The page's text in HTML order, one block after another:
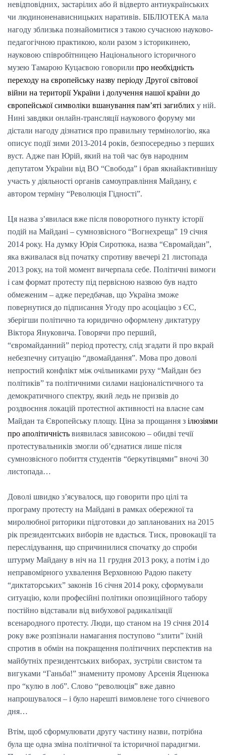
невідповідних, застарілих або й відверто антиукраїнських
чи людиноненависницьких наративів. БІБЛІОТЕКА мала
нагоду зблизька познайомитися з такою сучасною науково-
педагогічною практикою, коли разом з історикинею,
науковою співробітницею Національного історичного
музею Тамарою Куцаєвою говорили про необхідність
переходу на європейську назву періоду Другої світової
війни на території України і долучення нашої країни до
європейської символіки вшанування пам’яті загиблих у ній.
Нині завдяки онлайн-трансляції наукового форуму ми
дістали нагоду дізнатися про правильну термінологію, яка
описує події зими 2013-2014 років, безпосередньо з перших
вуст. Адже пан Юрій, який на той час був народним
депутатом України від ВО “Свобода” і брав якнайактивнішу
участь у діяльності органів самоуправління Майдану, є
автором терміну “Революція Гідності”.
Ця назва з’явилася вже після поворотного пункту історії
подій на Майдані – сумнозвісного “Вогнехреща” 19 січня
2014 року. На думку Юрія Сиротюка, назва “Євромайдан”,
яка вживалася від початку спротиву ввечері 21 листопада
2013 року, на той момент вичерпала себе. Політичні вимоги
і сам формат протесту під первісною назвою був надто
обмеженим – адже передбачав, що Україна зможе
повернутися до підписання Угоду про асоціацію з ЄС,
зберігши політично та юридично оформлену диктатуру
Віктора Януковича. Говорячи про перший,
“євромайданний” період протесту, слід згадати й про вкрай
небезпечну ситуацію “двомайдання”. Мова про доволі
непростий конфлікт між очільниками руху “Майдан без
політиків” та політичними силами націоналістичного та
демократичного спектру, який ледь не призвів до
роздвоєння локацій протестної активності на власне сам
Майдан та Європейську площу. Ціна за прощання з ілюзіями
про аполітичність виявилася зависокою – обидві течії
протестувальників змогли об’єднатися лише після
сумнозвісного побиття студентів “беркутівцями” вночі 30
листопада…
Доволі швидко з’ясувалося, що говорити про цілі та
програму протесту на Майдані в рамках обережної та
миролюбної риторики підготовки до запланованих на 2015
рік президентських виборів не вдасться. Тиск, провокації та
переслідування, що спричинилися спочатку до спроби
штурму Майдану в ніч на 11 грудня 2013 року, а потім і до
неправомірного ухвалення Верховною Радою пакету
“диктаторських” законів 16 січня 2014 року, сформували
ситуацію, коли професійні політики опозиційного табору
постійно відставали від вибухової радикалізації
всенародного протесту. Люди, що станом на 19 січня 2014
року вже розпізнали намагання поступово “злити” їхній
спротив в обмін на покращення політичних перспектив на
майбутніх президентських виборах, зустріли свистом та
вигуками “Ганьба!” знамениту промову Арсенія Яценюка
про “кулю в лоб”. Слово “революція” вже давно
напрошувалося – і було нарешті вимовлене того січневого
дня…
Втім, щоб сформулювати другу частину назви, потрібна
була ще одна зміна політичної та історичної парадигми.